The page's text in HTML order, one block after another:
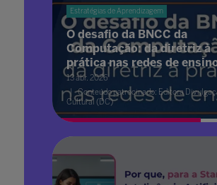
Estratégias de Aprendizagem
O desafio da BNCC da
Computação: da diretriz à
prática nas redes de
13 abr. 2026
Conteúdo patrocinado: Editora
Cultural (DC)